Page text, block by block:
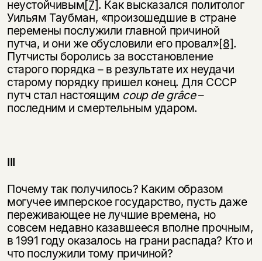
неустойчивым[7]. Как высказался политолог
Уильям Таубман, «произошедшие в стране
перемены послужили главной причиной
путча, и они же обусловили его провал»[8].
Путчисты боролись за восстановление
старого порядка – в результате их неудачи
старому порядку пришел конец. Для СССР
путч стал настоящим coup de grâce–
последним и смертельным ударом.
III
Почему так получилось? Каким образом
могучее имперское государство, пусть даже
переживающее не лучшие времена, но
совсем недавно казавшееся вполне прочным,
в 1991 году оказалось на грани распада? Кто и
что послужили тому причиной?